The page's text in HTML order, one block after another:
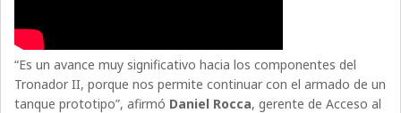
“Es un avance muy significativo hacia los componentes del
Tronador II, porque nos permite continuar con el armado de un
tanque prototipo”, afirmó Daniel Rocca, gerente de Acceso al